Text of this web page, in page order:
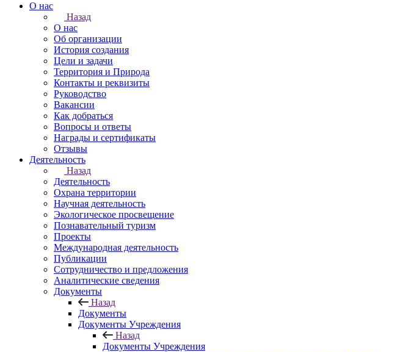
О нас
Назад
О нас
Об организации
История создания
Цели и задачи
Территория и Природа
Контакты и реквизиты
Руководство
Вакансии
Как добраться
Вопросы и ответы
Награды и сертификаты
Отзывы
Деятельность
Назад
Деятельность
Охрана территории
Научная деятельность
Экологическое просвещение
Познавательный туризм
Проекты
Международная деятельность
Публикации
Сотрудничество и предложения
Аналитические сведения
Документы
Назад
Документы
Документы Учреждения
Назад
Документы Учреждения